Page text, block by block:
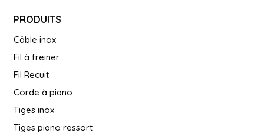
PRODUITS
Câble inox
Fil à freiner
Fil Recuit
Corde à piano
Tiges inox
Tiges piano ressort